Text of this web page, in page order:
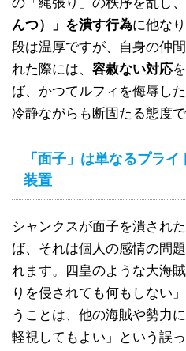
んつ）」を潰す行為に他な
段は温厚ですが、自身の仲
れた際には、 容赦ない対応
ば、かつてルフィを侮辱し
冷静ながらも断固たる態度で
「面子」は単なるプラ
装置
シャンクスが面子を潰され
ば、それは個人の感情の問
れます。四皇のような大海
りを侵されても何もしない
うことは、他の海賊や勢力
軽視してもよい」という誤